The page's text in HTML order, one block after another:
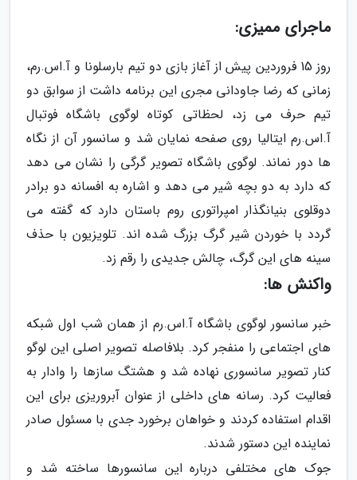
ماجرای ممیزی:
روز 15 فروردین پیش از آغاز بازی دو تیم بارسلونا و آ.اس.رم،
زمانی که رضا جاودانی مجری این برنامه داشت از سوابق دو
تیم حرف می زد، لحظاتی کوتاه لوگوی باشگاه فوتبال
آ.اس.رم ایتالیا روی صفحه نمایان شد و سانسور آن از نگاه
ها دور نماند. لوگوی باشگاه تصویر گرگی را نشان می دهد
که دارد به دو بچه شیر می دهد و اشاره به افسانه دو برادر
دوقلوی بنیانگذار امپراتوری روم باستان دارد که گفته می
گردد با خوردن شیر گرگ بزرگ شده اند. تلویزیون با حذف
سینه های این گرگ، چالش جدیدی را رقم زد.
واکنش ها:
خبر سانسور لوگوی باشگاه آ.اس.رم از همان شب اول شبکه
های اجتماعی را منفجر کرد. بلافاصله تصویر اصلی این لوگو
کنار تصویر سانسوری نهاده شد و هشتگ سازها را وادار به
فعالیت کرد. رسانه های داخلی از عنوان آبروریزی برای این
اقدام استفاده کردند و خواهان برخورد جدی با مسئول صادر
نماینده این دستور شدند.
جوک های مختلفی درباره این سانسورها ساخته شد و